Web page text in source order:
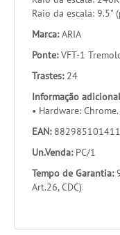
Raio da escala: 9.5"
Marca:ARIA
Ponte:VFT-1
Trastes: 24
Informação
• Hardware: Chrome.
EAN: 882985101411
Un.Venda: PC/1
Tempo de Garantia:
Art.26, CDC)